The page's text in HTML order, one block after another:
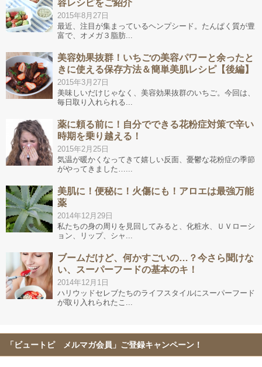
容レシピをご紹介
2015年8月27日
最近、注目が集まっているヘンプシード。たんぱく質が豊
富で、オメガ３脂肪...
美容効果抜群！いちごの美容パワーと余ったと
きに使える保存方法＆簡単美肌レシピ【後編】
2015年3月27日
美味しいだけじゃなく、美容効果抜群のいちご。今回は、
毎日取り入れられる...
薬に頼る前に！自分でできる花粉症対策で辛い
時期を乗り越える！
2015年2月25日
気温が暖かくなってきて嬉しい反面、憂鬱な花粉症の季節
がやってきました…...
美肌に！便秘に！火傷にも！アロエは最強万能
薬
2014年12月29日
私たちの身の周りを見回してみると、化粧水、ＵＶローシ
ョン、リップ、シャ...
ブームだけど、何かすごいの…？今さら聞けな
い、スーパーフードの基本のキ！
2014年12月1日
ハリウッドセレブたちのライフスタイルにスーパーフード
が取り入れられたこ...
「ビュートピ メルマガ会員」ご登録キャンペーン！